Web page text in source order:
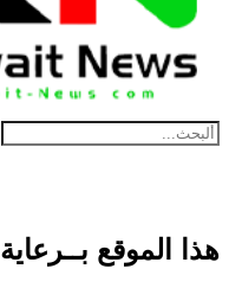
NE
News Elementor
هذا الموقع بــرعاية